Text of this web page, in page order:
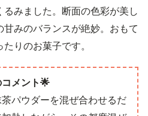
みました。断面の色彩が美し
甘みのバランスが絶妙。おもて
りのお菓子です。
メント🌟
パウダーを混ぜ合わせるだ